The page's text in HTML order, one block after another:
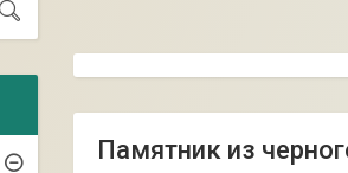
Памятник из